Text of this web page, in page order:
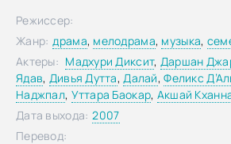
Режиссер:
Жанр: драма, мелодрама, музыка,
Актеры: Мадхури Диксит, Даршан
Ядав, Дивья Дутта,Далай,Феликс
Наджпал, Уттара Баокар, Акшай
Дата выхода: 2007
Перевод: